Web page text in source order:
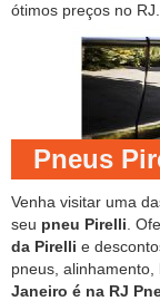
ótimos preços no RJ.
Pneus
Venha visitar uma
seu pneu Pirelli .
da Pirelli e
pneus, alinhamento,
Janeiro é na RJ